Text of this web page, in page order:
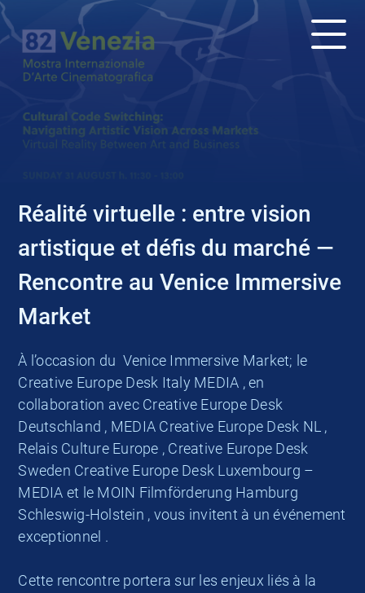
ACTUALITÉS
Réalité virtuelle : entre vision
artistique et défis du marché —
Rencontre au Venice Immersive
Market
À l’occasion du Venice Immersive Market; le
Creative Europe Desk Italy MEDIA , en
collaboration avec Creative Europe Desk
Deutschland , MEDIA Creative Europe Desk NL ,
Relais Culture Europe , Creative Europe Desk
Sweden Creative Europe Desk Luxembourg –
MEDIA et le MOIN Filmförderung Hamburg
Schleswig-Holstein , vous invitent à un événement
exceptionnel .
Cette rencontre portera sur les enjeux liés à la